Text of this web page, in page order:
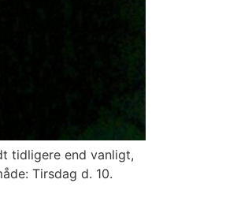
tidligere end vanligt,
Tirsdag d. 10.